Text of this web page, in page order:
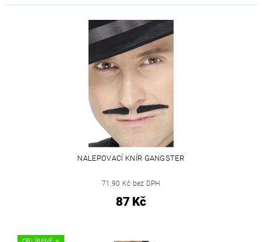
NALEPOVACÍ KNÍR GANGSTER
71,90 Kč bez DPH
87 Kč